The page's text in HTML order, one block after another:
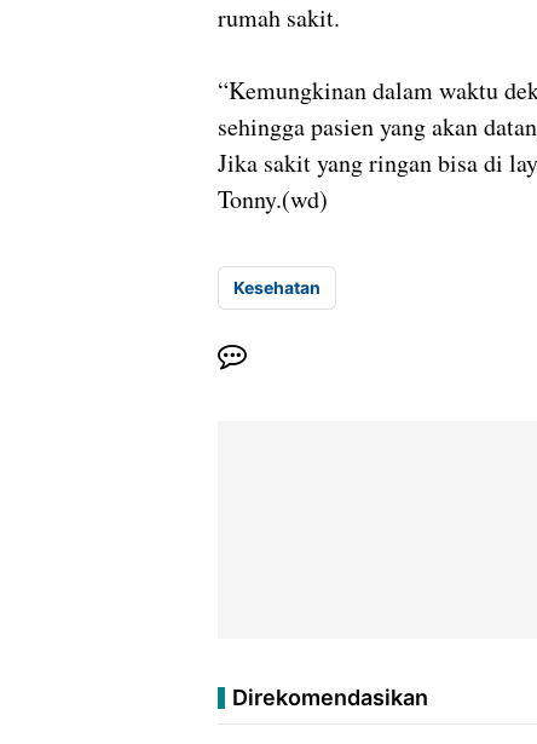
rumah sakit.
“Kemungkinan dalam waktu
sehingga pasien yang akan
Jika sakit yang ringan bisa di
Tonny.(wd)
Kesehatan
Direkomendasikan